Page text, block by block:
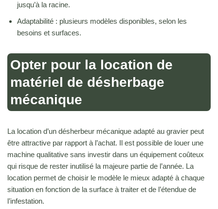
jusqu’à la racine.
Adaptabilité : plusieurs modèles disponibles, selon les
besoins et surfaces.
Opter pour la location de
matériel de désherbage
mécanique
La location d’un désherbeur mécanique adapté au gravier peut
être attractive par rapport à l’achat. Il est possible de louer une
machine qualitative sans investir dans un équipement coûteux
qui risque de rester inutilisé la majeure partie de l’année. La
location permet de choisir le modèle le mieux adapté à chaque
situation en fonction de la surface à traiter et de l’étendue de
l’infestation.